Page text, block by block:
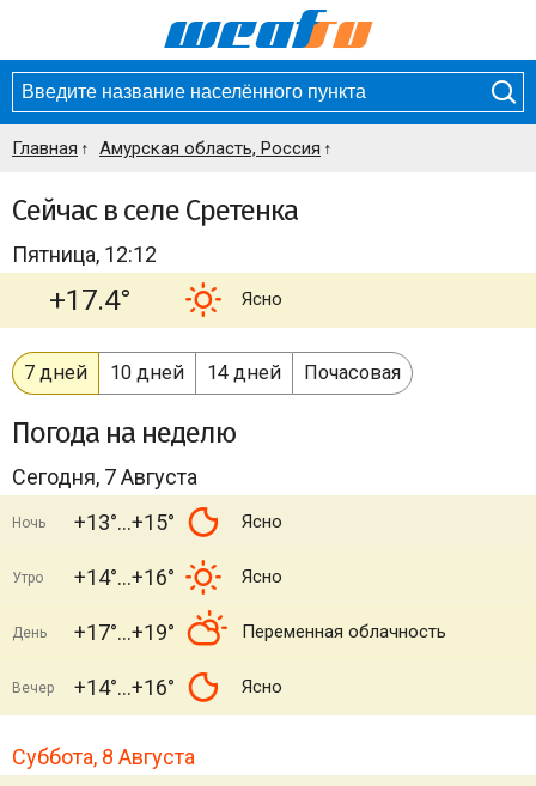
Главная Амурская область, Россия
Сейчас в селе Сретенка
Пятница, 12:12
+17.4° Ясно
7 дней 10 дней 14 дней Почасовая
Погода на неделю
Сегодня, 7 Августа
Ночь +13° +15° Ясно
Утро +14° +16° Ясно
День +17° +19° Переменная облачность
Вечер +14° +16° Ясно
Суббота, 8 Августа